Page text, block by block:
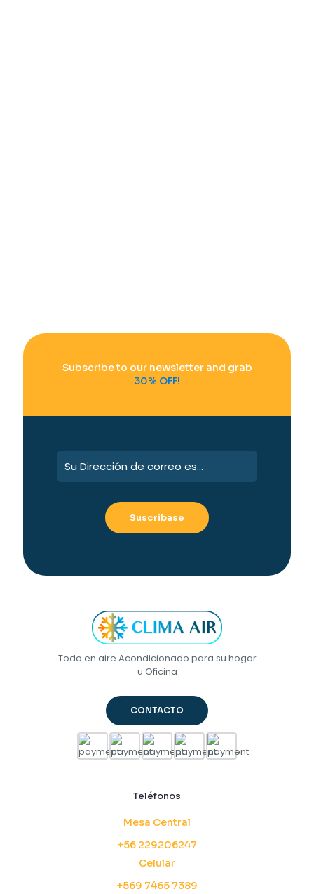
Subscribe to our newsletter and grab
30% OFF!
Todo en aire Acondicionado para su hogar
u Oficina
CONTACTO
Teléfonos
Mesa Central
+56 229206247
Celular
+569 7465 7389